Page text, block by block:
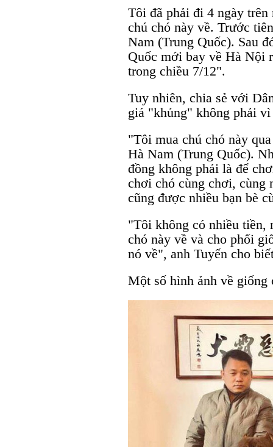
Tôi đã phải đi 4 ngày
chú chó này về. Trước
Nam (Trung Quốc). Sau
Quốc mới bay về Hà Nội
trong chiều 7/12".
Tuy nhiên, chia sẻ với
giá "khủng" không phải
"Tôi mua chú chó này
Hà Nam (Trung Quốc).
đồng không phải là để
chơi chó cùng chơi, cùng
cũng được nhiều bạn bè
"Tôi không có nhiều tiền,
chó này về và cho phối
nó về", anh Tuyến cho
Một số hình ảnh về